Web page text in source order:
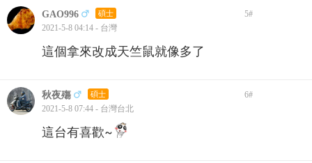
GAO996 碩士 5#
2021-5-8 04:14 - 台灣
這個拿來改成天竺鼠就像多了
秋夜殤 碩士 6#
2021-5-8 07:44 - 台灣台北
這台有喜歡~